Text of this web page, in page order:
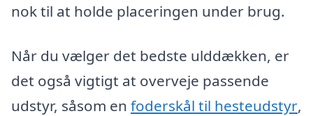
nok til at holde placeringen under brug.
Når du vælger det bedste ulddækken, er
det også vigtigt at overveje passende
udstyr, såsom en foderskål til hesteudstyr,